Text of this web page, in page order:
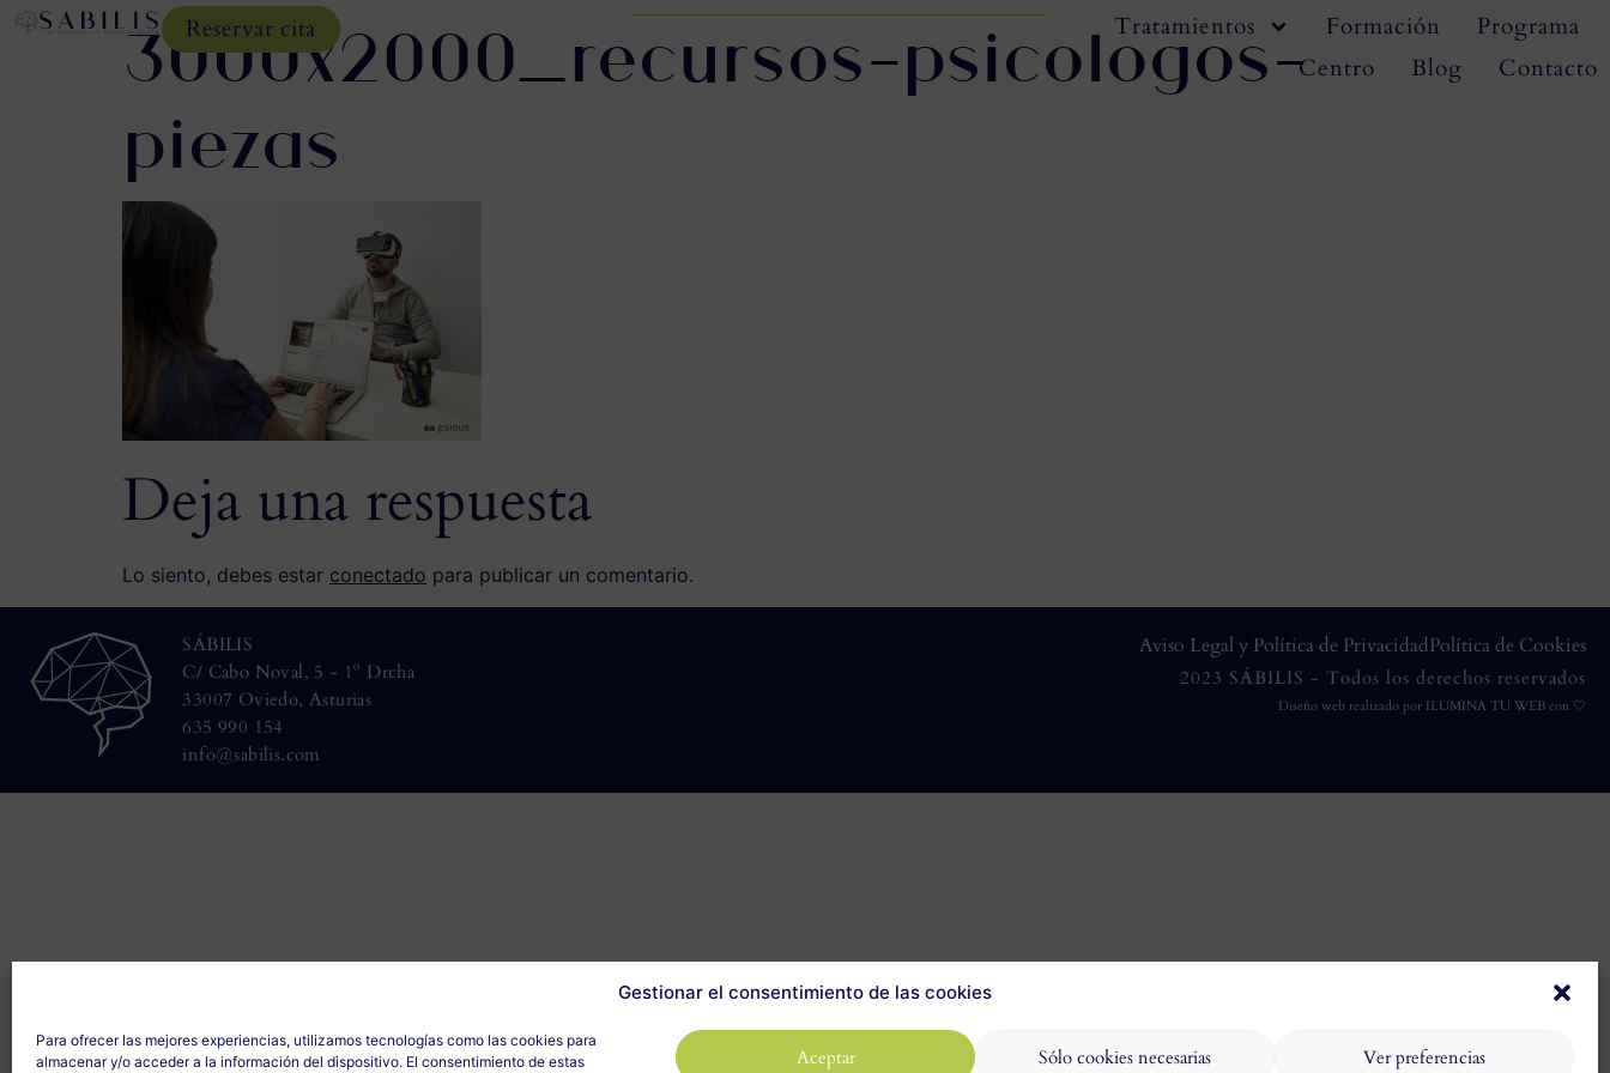
Gestionar el consentimiento de las cookies
Para ofrecer las mejores experiencias, utilizamos tecnologías como las cookies para
almacenar y/o acceder a la información del dispositivo. El consentimiento de estas
Aceptar Sólo cookies necesarias Ver preferencias
Reservar cita Tratamientos Formación
Programa
Centro
Blog Contacto
3000x2000_recursos-psicologos-
piezas
Deja una respuesta
Lo siento, debes estar conectado para publicar un comentario.
SÁBILIS
C/ Cabo Noval, 5 - 1º Drcha
33007 Oviedo, Asturias
635 990 154
info@sabilis.com
Aviso Legal y Política de PrivacidadPolítica de Cookies
2023 SÁBILIS - Todos los derechos reservados
Diseño web realizado por ILUMINA TU WEBcon 🤍